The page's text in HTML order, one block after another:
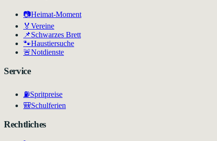
📷Heimat-Moment
🏅 Vereine
📌Schwarzes Brett
🐾Haustiersuche
🚨Notdienste
Service
⛽Spritpreise
🎒Schulferien
Rechtliches